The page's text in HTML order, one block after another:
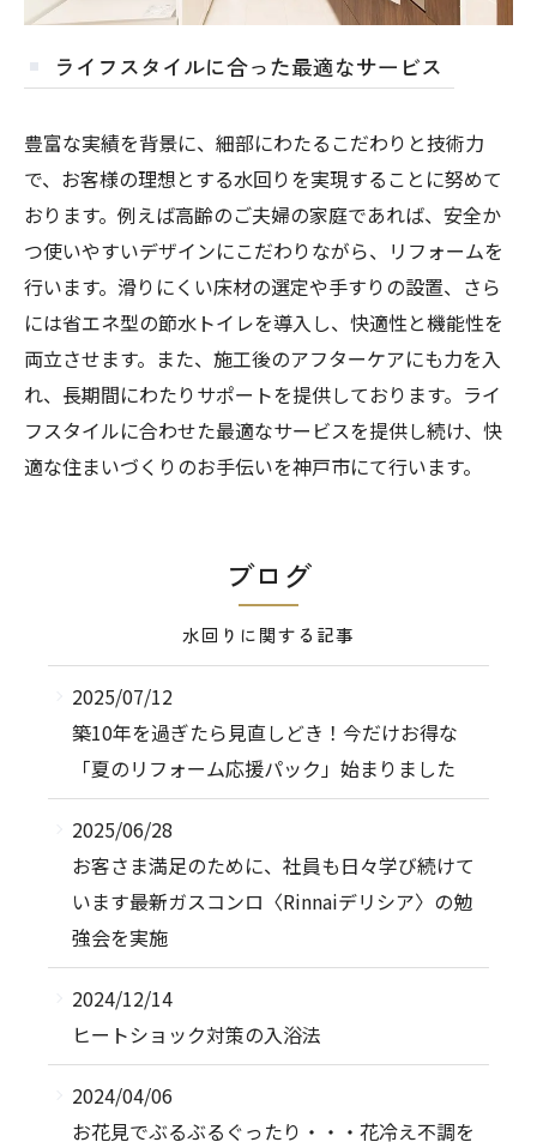
ライフスタイルに合った最適なサービス
豊富な実績を背景に、細部にわたるこだわりと技術力
で、お客様の理想とする水回りを実現することに努めて
おります。例えば高齢のご夫婦の家庭であれば、安全か
つ使いやすいデザインにこだわりながら、リフォームを
行います。滑りにくい床材の選定や手すりの設置、さら
には省エネ型の節水トイレを導入し、快適性と機能性を
両立させます。また、施工後のアフターケアにも力を入
れ、長期間にわたりサポートを提供しております。ライ
フスタイルに合わせた最適なサービスを提供し続け、快
適な住まいづくりのお手伝いを神戸市にて行います。
ブログ
水回りに関する記事
2025/07/12
築10年を過ぎたら見直しどき！今だけお得な
「夏のリフォーム応援パック」始まりました
2025/06/28
お客さま満足のために、社員も日々学び続けて
います――最新ガスコンロ〈Rinnaiデリシア〉の勉
強会を実施
2024/12/14
ヒートショック対策の入浴法
2024/04/06
お花見でぶるぶるぐったり・・・花冷え不調を